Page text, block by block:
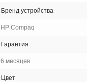
Бренд устройства
HP Compaq
Гарантия
6 месяцев
Цвет